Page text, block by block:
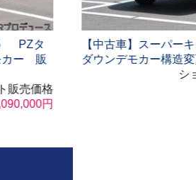
パーキャリイＸリミテッド ロー
構造変更済 販売中